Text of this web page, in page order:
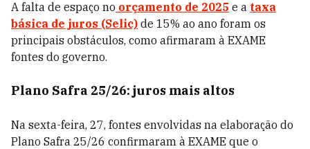
A falta de espaço no orçamento de 2025 e a taxa
básica de juros (Selic) de 15% ao ano foram os
principais obstáculos, como afirmaram à EXAME
fontes do governo.
Plano Safra 25/26: juros mais altos
Na sexta-feira, 27, fontes envolvidas na elaboração do
Plano Safra 25/26 confirmaram à EXAME que o